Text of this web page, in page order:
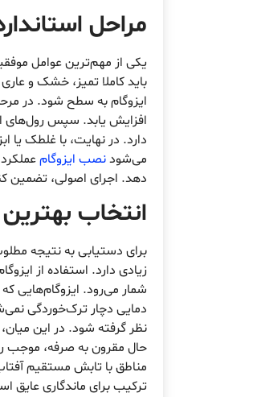
مراحل
یکی از مهم‌ترین عوامل
باید کاملا تمیز، خشک و
ایزوگام به سطح شود. در
افزایش یابد. سپس رول‌های
دارد. در نهایت، با غلطک یا
می‌شودنصب ایزوگام
دهد. اجرای اصولی، تضمین
انتخاب
برای دستیابی به نتیجه
زیادی دارد. استفاده از
شمار می‌رود. ایزوگام‌هایی
دمایی دچار ترک‌خوردگی
نظر گرفته شود. در این
حال مقرون به صرفه، موجب
مناطق با تابش مستقیم
ترکیب برای ماندگاری عایق